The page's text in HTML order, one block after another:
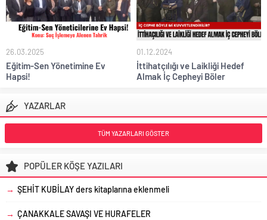
26.03.2025
Eğitim-Sen Yönetimine Ev
Hapsi!
01.12.2024
İttihatçılığı ve Laikliği Hedef
Almak İç Cepheyi Böler
YAZARLAR
TÜM YAZARLARI GÖSTER
POPÜLER KÖŞE YAZILARI
→ ŞEHİT KUBİLAY ders kitaplarına eklenmeli
→ ÇANAKKALE SAVAŞI VE HURAFELER